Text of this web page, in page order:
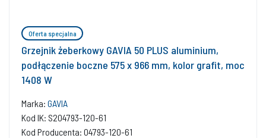
Oferta specjalna
Grzejnik żeberkowy GAVIA 50 PLUS aluminium,
podłączenie boczne 575 x 966 mm, kolor grafit, moc
1408 W
Marka: GAVIA
Kod IK: S204793-120-61
Kod Producenta: 04793-120-61